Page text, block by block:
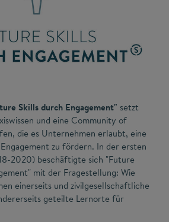
Skills durch Engagement" setzt
und eine Community of
die es Unternehmen erlaubt, eine
zu fördern. In der ersten
2020) beschäftigte sich "Future
mit der Fragestellung: Wie
einerseits und zivilgesellschaftliche
geteilte Lernorte für